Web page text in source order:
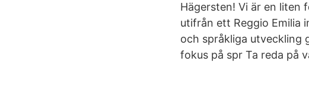
Hägersten! Vi är en liten
utifrån ett Reggio Emilia
och språkliga utveckling
fokus på spr Ta reda på